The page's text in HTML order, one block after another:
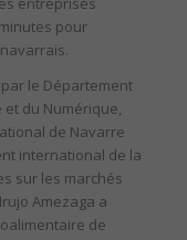
pour
le Département
et du Numérique,
de Navarre
international de la
sur les marchés
Amezaga a
de